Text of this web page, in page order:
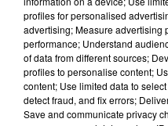
incidents qui ont
des comptes, puis
fini par
et simple.
DE NOUVEAUX
profiles for personalised
advertising; Measure advertising
performance; Understand
of data from different sources;
profiles to personalise content;
content; Use limited data to
detect fraud, and fix errors;
Save and communicate privacy